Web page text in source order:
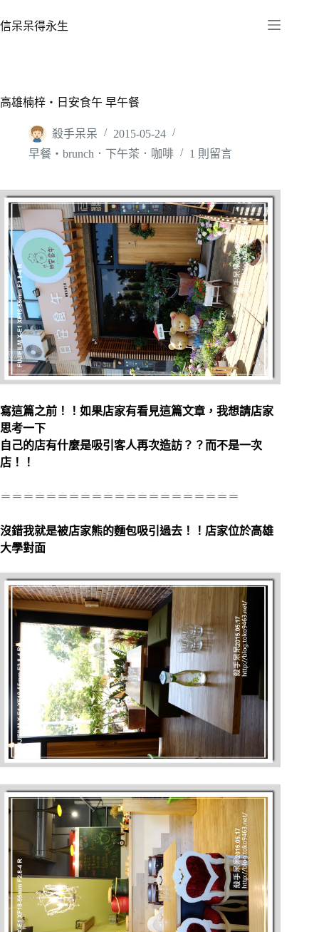
至
容
信呆呆得永生
高雄楠梓‧日安食午 早午餐
殺手呆呆
2015-05-24
早餐‧brunch．下午茶．咖啡
1 則留言
寫這篇之前！！如果店家有看見這篇文章，我想請店家
思考一下
自己的店有什麼是吸引客人再次造訪？？而不是一次
店！！
＝＝＝＝＝＝＝＝＝＝＝＝＝＝＝＝＝＝＝＝＝
沒錯我就是被店家熊的麵包吸引過去！！店家位於高雄
大學對面